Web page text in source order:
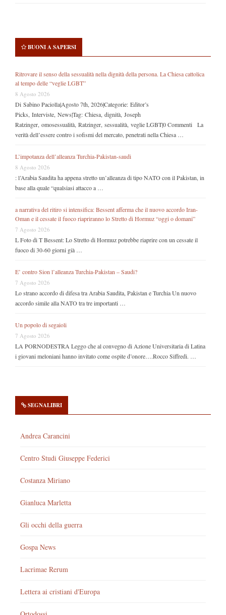
BUONI A SAPERSI
Ritrovare il senso della sessualità nella dignità della persona. La Chiesa cattolica
al tempo delle “veglie LGBT”
8 Agosto 2026
Di Sabino Paciolla|Agosto 7th, 2026|Categorie: Editor’s
Picks, Interviste, News|Tag: Chiesa, dignità, Joseph
Ratzinger, omosessualità, Ratzinger, sessualità, veglie LGBT|0 Commenti La
verità dell’essere contro i sofismi del mercato, penetrati nella Chiesa …
L’impotanza dell’alleanza Turchia-Pakistan-saudi
8 Agosto 2026
: l’Arabia Saudita ha appena stretto un’alleanza di tipo NATO con il Pakistan, in
base alla quale “qualsiasi attacco a …
a narrativa del ritiro si intensifica: Bessent afferma che il nuovo accordo Iran-
Oman e il cessate il fuoco riapriranno lo Stretto di Hormuz “oggi o domani”
7 Agosto 2026
L Foto di T Bessent: Lo Stretto di Hormuz potrebbe riaprire con un cessate il
fuoco di 30-60 giorni già …
E’ contro Sion l’alleanza Turchia-Pakistan – Saudi?
7 Agosto 2026
Lo strano accordo di difesa tra Arabia Saudita, Pakistan e Turchia Un nuovo
accordo simile alla NATO tra tre importanti …
Un popolo di segaioli
7 Agosto 2026
LA PORNODESTRA Leggo che al convegno di Azione Universitaria di Latina
i giovani meloniani hanno invitato come ospite d’onore….Rocco Siffredi. …
SEGNALIBRI
Andrea Carancini
Centro Studi Giuseppe Federici
Costanza Miriano
Gianluca Marletta
Gli occhi della guerra
Gospa News
Lacrimae Rerum
Lettera ai cristiani d'Europa